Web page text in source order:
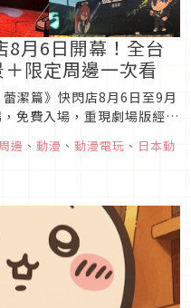
8月6日開幕！全台
限定周邊一次看
潔篇》快閃店8月6日至9月
免費入場，重現劇場版經典
邊 、 動漫 、 動漫電玩 、 日本動